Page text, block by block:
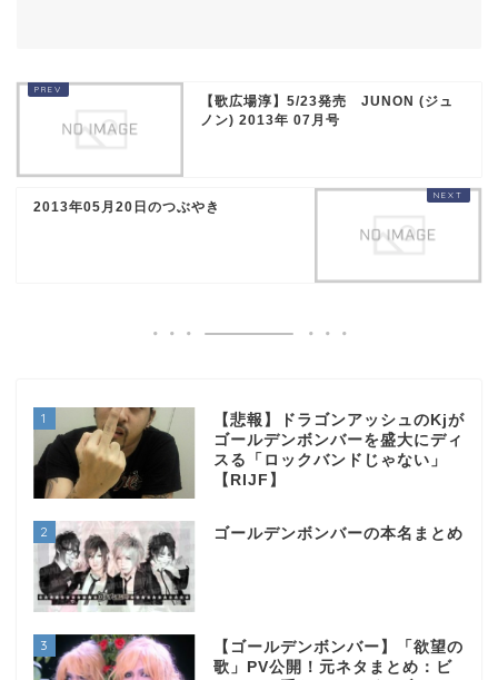
【歌広場淳】5/23発売 JUNON (ジュ
ノン) 2013年 07月号
2013年05月20日のつぶやき
1
【悲報】ドラゴンアッシュのKjが
ゴールデンボンバーを盛大にディ
スる「ロックバンドじゃない」
【RIJF】
2 ゴールデンボンバーの本名まとめ
3
【ゴールデンボンバー】「欲望の
歌」PV公開！元ネタまとめ：ビ